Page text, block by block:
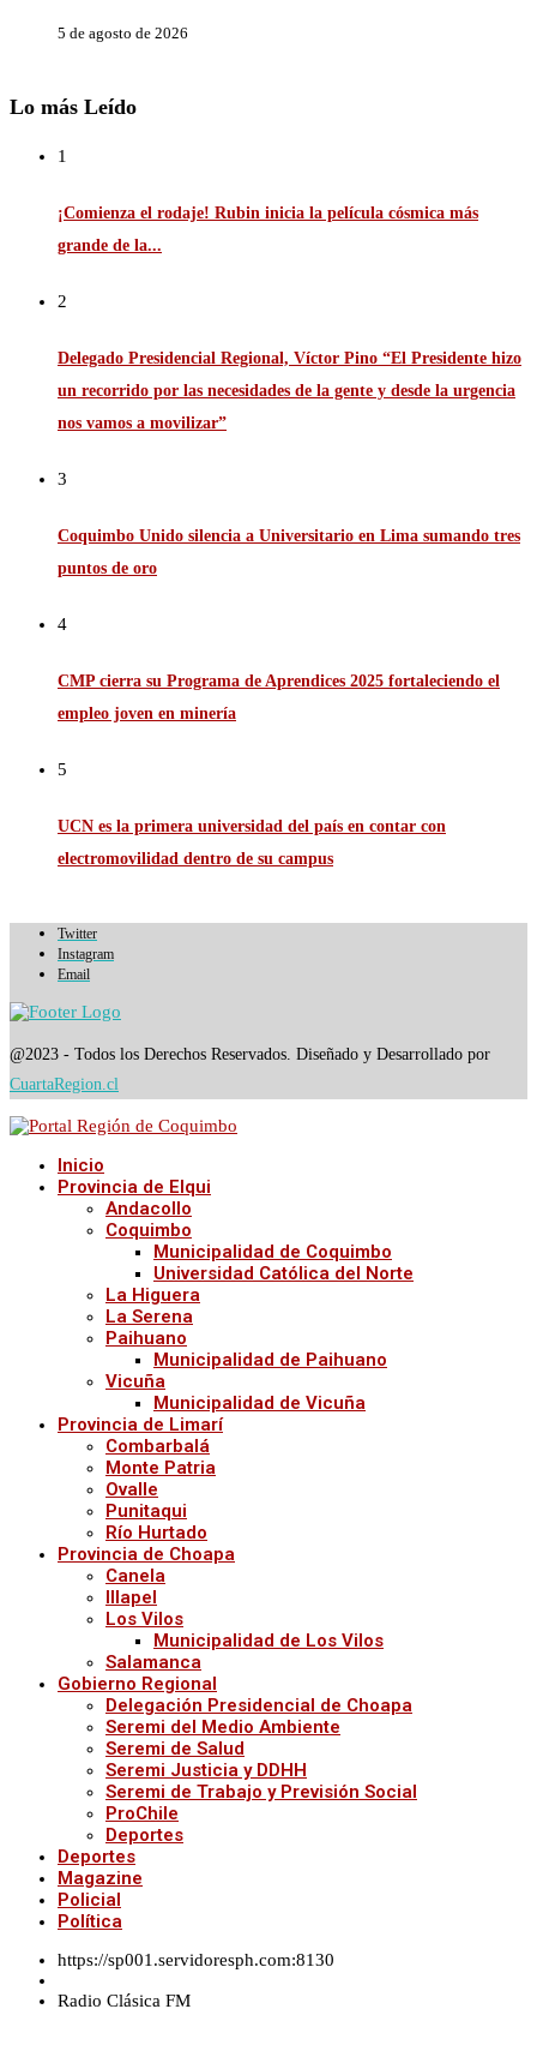
5 de agosto de 2026
Lo más Leído
1
¡Comienza el rodaje! Rubin inicia la película cósmica más
grande de la...
2
Delegado Presidencial Regional, Víctor Pino “El Presidente hizo
un recorrido por las necesidades de la gente y desde la urgencia
nos vamos a movilizar”
3
Coquimbo Unido silencia a Universitario en Lima sumando tres
puntos de oro
4
CMP cierra su Programa de Aprendices 2025 fortaleciendo el
empleo joven en minería
5
UCN es la primera universidad del país en contar con
electromovilidad dentro de su campus
Twitter
Instagram
Email
@2023 - Todos los Derechos Reservados. Diseñado y Desarrollado por
CuartaRegion.cl
Inicio
Provincia de Elqui
Andacollo
Coquimbo
Municipalidad de Coquimbo
Universidad Católica del Norte
La Higuera
La Serena
Paihuano
Municipalidad de Paihuano
Vicuña
Municipalidad de Vicuña
Provincia de Limarí
Combarbalá
Monte Patria
Ovalle
Punitaqui
Río Hurtado
Provincia de Choapa
Canela
Illapel
Los Vilos
Municipalidad de Los Vilos
Salamanca
Gobierno Regional
Delegación Presidencial de Choapa
Seremi del Medio Ambiente
Seremi de Salud
Seremi Justicia y DDHH
Seremi de Trabajo y Previsión Social
ProChile
Deportes
Deportes
Magazine
Policial
Política
https://sp001.servidoresph.com:8130
Radio Clásica FM